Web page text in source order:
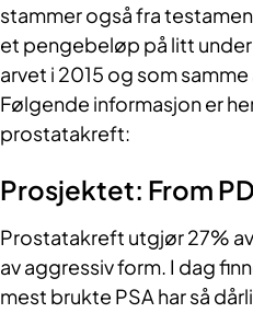
stammer også fra
et pengebeløp på litt
arvet i 2015 og som
Følgende informasjon er
prostatakreft:
Prosjektet: From
Prostatakreft utgjør 27%
av aggressiv form. I dag
mest brukte PSA har så